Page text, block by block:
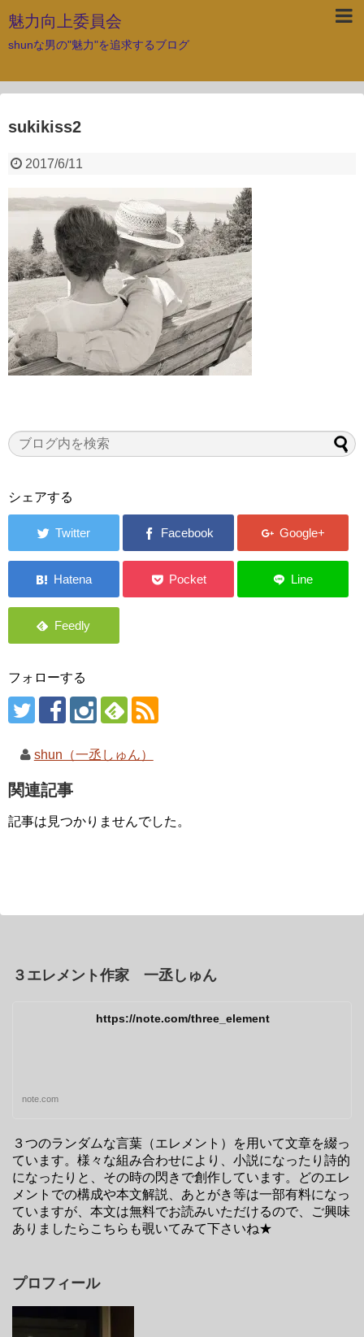
魅力向上委員会
shunな男の"魅力"を追求するブログ
sukikiss2
2017/6/11
シェアする
フォローする
shun（一丞しゅん）
関連記事
記事は見つかりませんでした。
３エレメント作家 一丞しゅん
https://note.com/three_element
note.com
３つのランダムな言葉（エレメント）を用いて文章を綴っ
ています。様々な組み合わせにより、小説になったり詩的
になったりと、その時の閃きで創作しています。どのエレ
メントでの構成や本文解説、あとがき等は一部有料になっ
ていますが、本文は無料でお読みいただけるので、ご興味
ありましたらこちらも覗いてみて下さいね★
プロフィール